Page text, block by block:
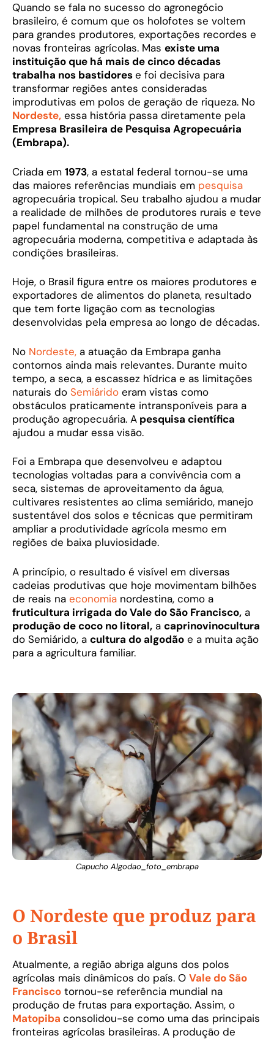
Quando se fala no sucesso do agronegócio
brasileiro, é comum que os holofotes se voltem
para grandes produtores, exportações recordes e
novas fronteiras agrícolas. Mas existe uma
instituição que há mais de cinco décadas
trabalha nos bastidorese foi decisiva para
transformar regiões antes consideradas
improdutivas em polos de geração de riqueza. No
Nordeste, essa história passa diretamente pela
Empresa Brasileira de Pesquisa Agropecuária
(Embrapa).
Criada em 1973, a estatal federal tornou-se uma
das maiores referências mundiais em pesquisa
agropecuária tropical. Seu trabalho ajudou a mudar
a realidade de milhões de produtores rurais e teve
papel fundamental na construção de uma
agropecuária moderna, competitiva e adaptada às
condições brasileiras.
Hoje, o Brasil figura entre os maiores produtores e
exportadores de alimentos do planeta, resultado
que tem forte ligação com as tecnologias
desenvolvidas pela empresa ao longo de décadas.
No Nordeste, a atuação da Embrapa ganha
contornos ainda mais relevantes. Durante muito
tempo, a seca, a escassez hídrica e as limitações
naturais do Semiárido eram vistas como
obstáculos praticamente intransponíveis para a
produção agropecuária. A pesquisa científica
ajudou a mudar essa visão.
Foi a Embrapa que desenvolveu e adaptou
tecnologias voltadas para a convivência com a
seca, sistemas de aproveitamento da água,
cultivares resistentes ao clima semiárido, manejo
sustentável dos solos e técnicas que permitiram
ampliar a produtividade agrícola mesmo em
regiões de baixa pluviosidade.
A princípio, o resultado é visível em diversas
cadeias produtivas que hoje movimentam bilhões
de reais na economia nordestina, como a
fruticultura irrigada do Vale do São Francisco, a
produção de coco no litoral, a caprinovinocultura
do Semiárido, a cultura do algodão e a muita ação
para a agricultura familiar.
Capucho Algodao_foto_embrapa
O Nordeste que produz para
o Brasil
Atualmente, a região abriga alguns dos polos
agrícolas mais dinâmicos do país. O Vale do São
Francisco tornou-se referência mundial na
produção de frutas para exportação. Assim, o
Matopiba consolidou-se como uma das principais
fronteiras agrícolas brasileiras. A produção de